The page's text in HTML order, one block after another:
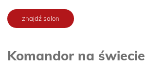
znajdź salon
Komandor na świecie